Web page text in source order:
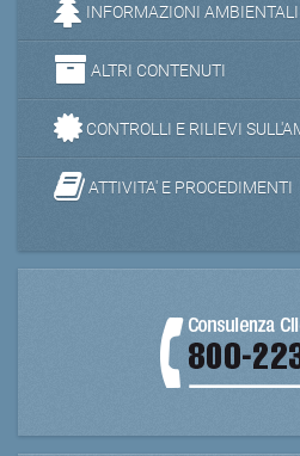
INFORMAZIONI AMBIENTALI
ALTRI CONTENUTI
CONTROLLI E RILIEVI
ATTIVITA' E PROCEDIMENTI